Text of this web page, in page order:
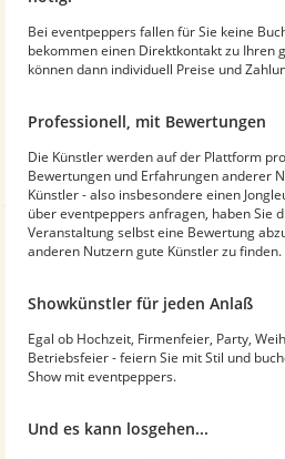
Bei eventpeppers fallen für Sie keine
bekommen einen Direktkontakt zu Ihren
können dann individuell Preise und
Professionell, mit Bewertungen
Die Künstler werden auf der Plattform
Bewertungen und Erfahrungen anderer
Künstler - also insbesondere einen
über eventpeppers anfragen, haben Sie
Veranstaltung selbst eine Bewertung
anderen Nutzern gute Künstler zu finden.
Showkünstler für jeden Anlaß
Egal ob Hochzeit, Firmenfeier, Party,
Betriebsfeier - feiern Sie mit Stil und
Show mit eventpeppers.
Und es kann losgehen...